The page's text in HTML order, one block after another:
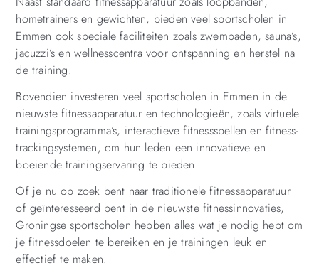
hometrainers en gewichten, bieden veel sportscholen in
Emmen ook speciale faciliteiten zoals zwembaden, sauna’s,
jacuzzi’s en wellnesscentra voor ontspanning en herstel na
de training.
Bovendien investeren veel sportscholen in Emmen in de
nieuwste fitnessapparatuur en technologieën, zoals virtuele
trainingsprogramma’s, interactieve fitnessspellen en fitness-
trackingsystemen, om hun leden een innovatieve en
boeiende trainingservaring te bieden.
Of je nu op zoek bent naar traditionele fitnessapparatuur
of geïnteresseerd bent in de nieuwste fitnessinnovaties,
Groningse sportscholen hebben alles wat je nodig hebt om
je fitnessdoelen te bereiken en je trainingen leuk en
effectief te maken.